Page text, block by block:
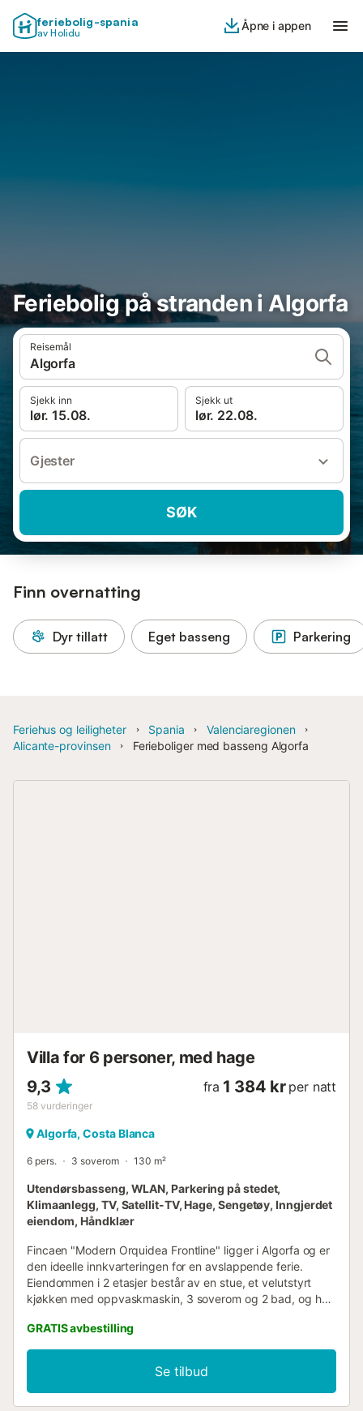
feriebolig-spania
av Holidu
Åpne i appen
Feriebolig på stranden i Algorfa
Reisemål
Algorfa
Sjekk inn
lør. 15.08.
Sjekk ut
lør. 22.08.
Gjester
SØK
Finn overnatting
Dyr tillatt Eget basseng Parkering
Feriehus og leiligheter Spania
Valenciaregionen
Alicante-provinsen
Ferieboliger med basseng Algorfa
Villa for 6 personer, med hage
9,3
58 vurderinger
fra 1 384 kr per natt
Algorfa, Costa Blanca
6 pers. 3 soverom 130 m²
Utendørsbasseng, WLAN, Parkering på stedet,
Klimaanlegg, TV, Satellit-TV, Hage, Sengetøy, Inngjerdet
eiendom, Håndklær
Fincaen "Modern Orquidea Frontline" ligger i Algorfa og er
den ideelle innkvarteringen for en avslappende ferie.
Eiendommen i 2 etasjer består av en stue, et velutstyrt
kjøkken med oppvaskmaskin, 3 soverom og 2 bad, og har
Wi-Fi, TV, klimaanlegg, oppvarming samt vaskemaskin.
Barneseng er også tilgjengelig. Høydepunktet ved denne
overnattingsstedet er det private uteområdet med
basseng, hage, 3 åpne terrasser, en overbygd terrasse, 2
balkonger og utendørs dusj. Eiendommen ligger rett ved
GRATIS avbestilling
Se tilbud